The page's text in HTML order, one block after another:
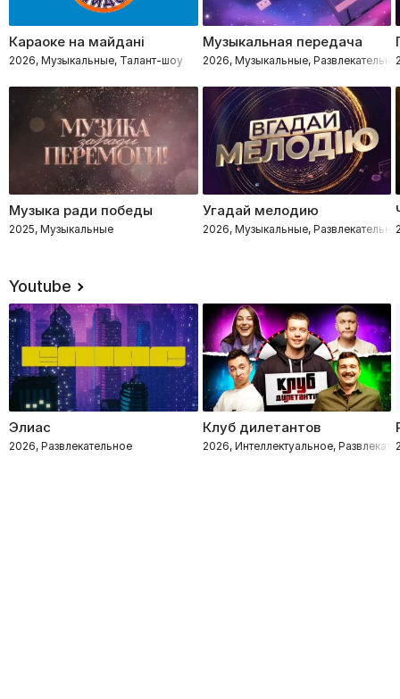
Караоке на майдані
2026, Музыкальные, Талант-шоу
Музыкальная передача
2026, Музыкальные,
Музыка ради победы
2025, Музыкальные
Угадай мелодию
2026, Музыкальные,
Youtube
Элиас
2026, Развлекательное
Клуб дилетантов
2026, Интеллектуальное,